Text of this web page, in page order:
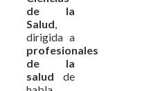
de la
Salud
dirigida a
profesionales
de la
salud de